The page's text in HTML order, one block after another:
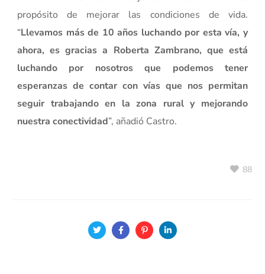
propósito de mejorar las condiciones de vida.
“Llevamos más de 10 años luchando por esta vía, y
ahora, es gracias a Roberta Zambrano, que está
luchando por nosotros que podemos tener
esperanzas de contar con vías que nos permitan
seguir trabajando en la zona rural y mejorando
nuestra conectividad”, añadió Castro.
88